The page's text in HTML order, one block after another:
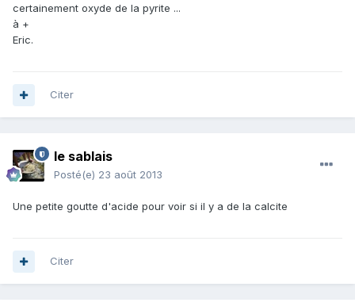
certainement oxyde de la pyrite ...
à +
Eric.
Citer
le sablais
Posté(e) 23 août 2013
Une petite goutte d'acide pour voir si il y a de la calcite
Citer